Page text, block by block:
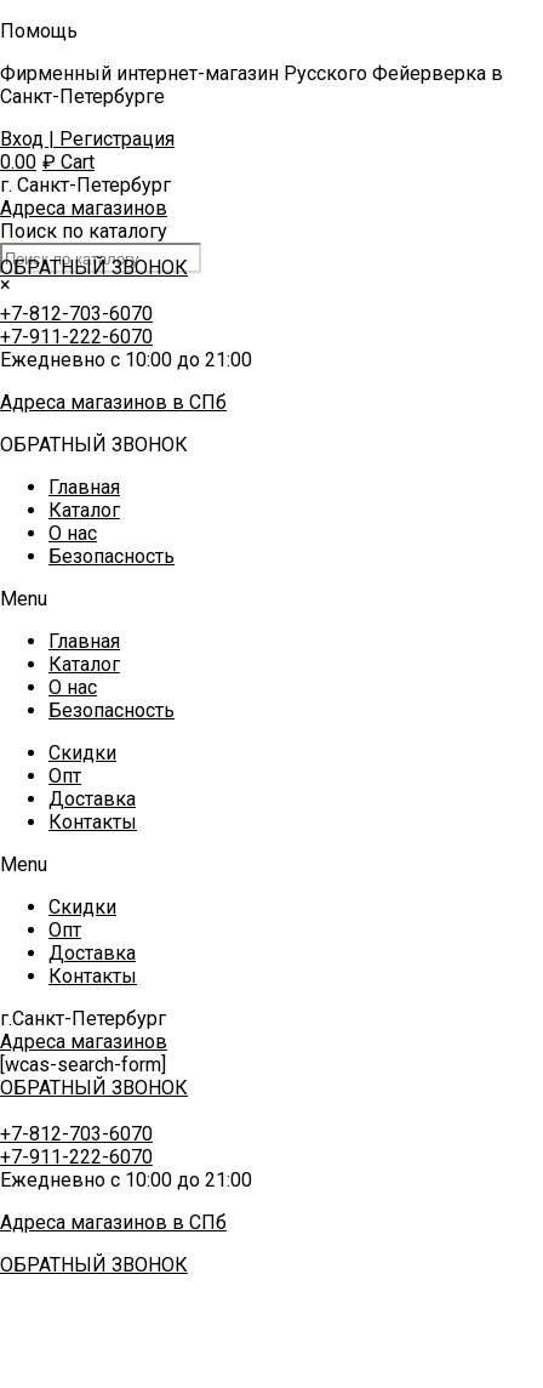
Помощь
Фирменный интернет-магазин Русского Фейерверка в
Санкт-Петербурге
Вход | Регистрация
0.00 ₽ Cart
г. Санкт-Петербург
Адреса магазинов
Поиск по каталогу
×
ОБРАТНЫЙ ЗВОНОК
+7-812-703-6070
+7-911-222-6070
Ежедневно с 10:00 до 21:00
Адреса магазинов в СПб
ОБРАТНЫЙ ЗВОНОК
Главная
Каталог
О нас
Безопасность
Menu
Главная
Каталог
О нас
Безопасность
Скидки
Опт
Доставка
Контакты
Menu
Скидки
Опт
Доставка
Контакты
г.Санкт-Петербург
Адреса магазинов
[wcas-search-form]
ОБРАТНЫЙ ЗВОНОК
+7-812-703-6070
+7-911-222-6070
Ежедневно с 10:00 до 21:00
Адреса магазинов в СПб
ОБРАТНЫЙ ЗВОНОК